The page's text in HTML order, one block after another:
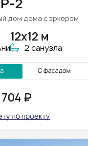
дом дома с эркером
12х12 м
2 санузла
704 ₽